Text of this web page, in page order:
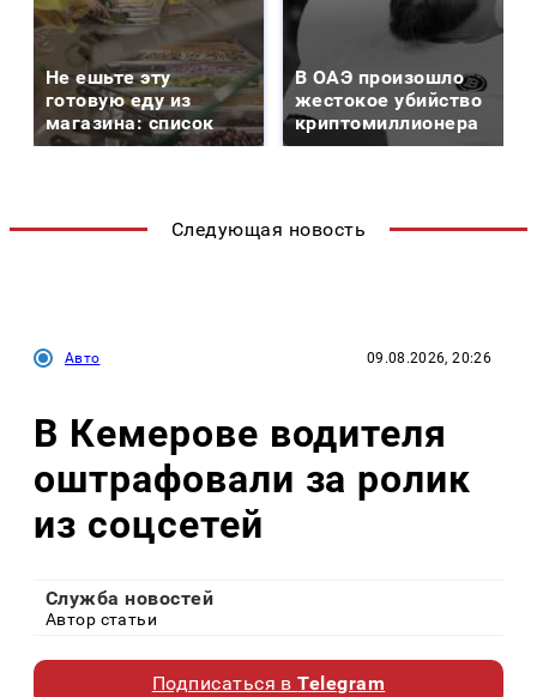
Не ешьте эту
готовую еду из
магазина: список
В ОАЭ произошло
жестокое убийство
криптомиллионера
Следующая новость
Авто 09.08.2026, 20:26
В Кемерове водителя
оштрафовали за ролик
из соцсетей
Служба новостей
Автор статьи
Подписаться вTelegram